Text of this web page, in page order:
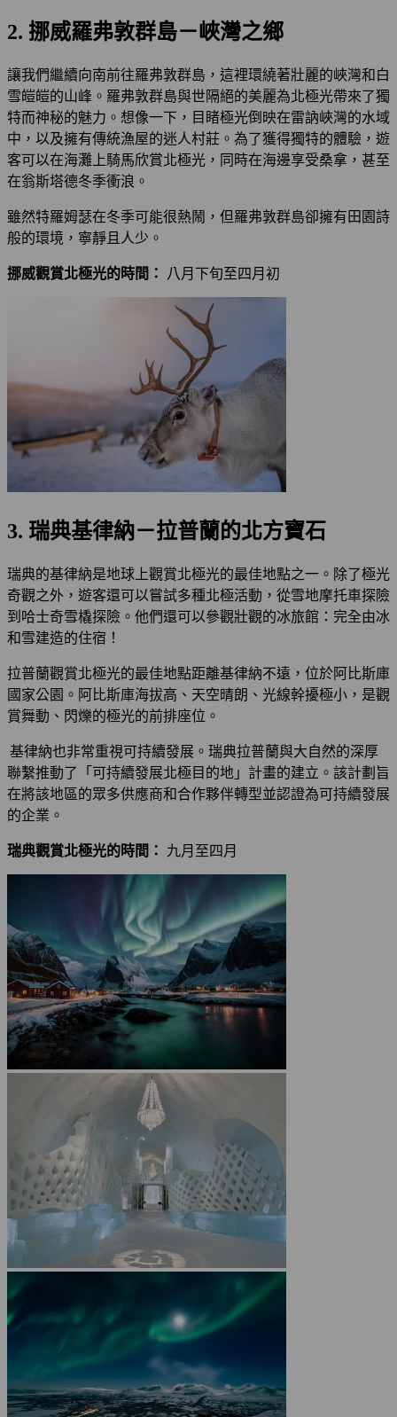
2. 挪威羅弗敦群島－峽灣之鄉
讓我們繼續向南前往羅弗敦群島，這裡環繞著壯麗的峽灣和白
雪皚皚的山峰。羅弗敦群島與世隔絕的美麗為北極光帶來了獨
特而神秘的魅力。想像一下，目睹極光倒映在雷訥峽灣的水域
中，以及擁有傳統漁屋的迷人村莊。為了獲得獨特的體驗，遊
客可以在海灘上騎馬欣賞北極光，同時在海邊享受桑拿，甚至
在翁斯塔德冬季衝浪。
雖然特羅姆瑟在冬季可能很熱鬧，但羅弗敦群島卻擁有田園詩
般的環境，寧靜且人少。
挪威觀賞北極光的時間： 八月下旬至四月初
3. 瑞典基律納－拉普蘭的北方寶石
瑞典的基律納是地球上觀賞北極光的最佳地點之一。除了極光
奇觀之外，遊客還可以嘗試多種北極活動，從雪地摩托車探險
到哈士奇雪橇探險。他們還可以參觀壯觀的冰旅館：完全由冰
和雪建造的住宿！
拉普蘭觀賞北極光的最佳地點距離基律納不遠，位於阿比斯庫
國家公園。阿比斯庫海拔高、天空晴朗、光線幹擾極小，是觀
賞舞動、閃爍的極光的前排座位。
基律納也非常重視可持續發展。瑞典拉普蘭與大自然的深厚
聯繫推動了「可持續發展北極目的地」計畫的建立。該計劃旨
在將該地區的眾多供應商和合作夥伴轉型並認證為可持續發展
的企業。
瑞典觀賞北極光的時間： 九月至四月